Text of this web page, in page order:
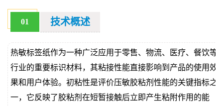
01 技术概述
热敏标签纸作为一种广泛应用于零售、物流、医疗、餐饮等
行业的重要标识材料，其粘接性能直接影响到产品的使用效
果和用户体验。初粘性是评价压敏胶粘剂性能的关键指标之
一，它反映了胶粘剂在短暂接触后立即产生粘附作用的能
价
真
伪